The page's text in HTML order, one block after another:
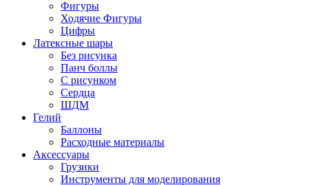
Фигуры
Ходячие Фигуры
Цифры
Латексные шары
Без рисунка
Панч боллы
С рисунком
Сердца
ШДМ
Гелий
Баллоны
Расходные материалы
Аксессуары
Грузики
Инструменты для моделирования